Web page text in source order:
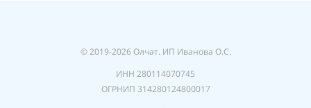
© 2019-2026 Олчат. ИП Иванова О.С.
ИНН 280114070745
ОГРНИП 314280124800017